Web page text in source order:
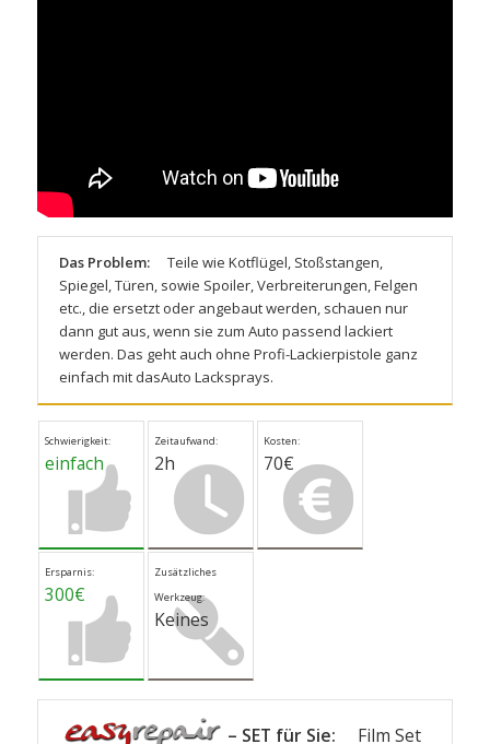
Das Problem:
Teile wie Kotflügel, Stoßstangen,
Spiegel, Türen, sowie Spoiler, Verbreiterungen, Felgen
etc., die ersetzt oder angebaut werden, schauen nur
dann gut aus, wenn sie zum Auto passend lackiert
werden. Das geht auch ohne Profi-Lackierpistole ganz
einfach mit dasAuto Lacksprays.
Schwierigkeit:
einfach
Zeitaufwand:
2h
Kosten:
70€
Ersparnis:
300€
Zusätzliches
Werkzeug:
Keines
– SET für Sie:
Film Set